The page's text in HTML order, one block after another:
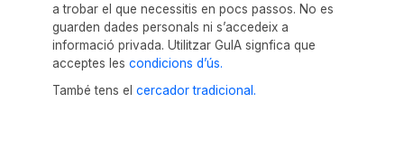
a trobar el que necessitis en pocs passos. No es
guarden dades personals ni s’accedeix a
informació privada. Utilitzar GuIA signfica que
acceptes les condicions d’ús.
També tens el cercador tradicional.